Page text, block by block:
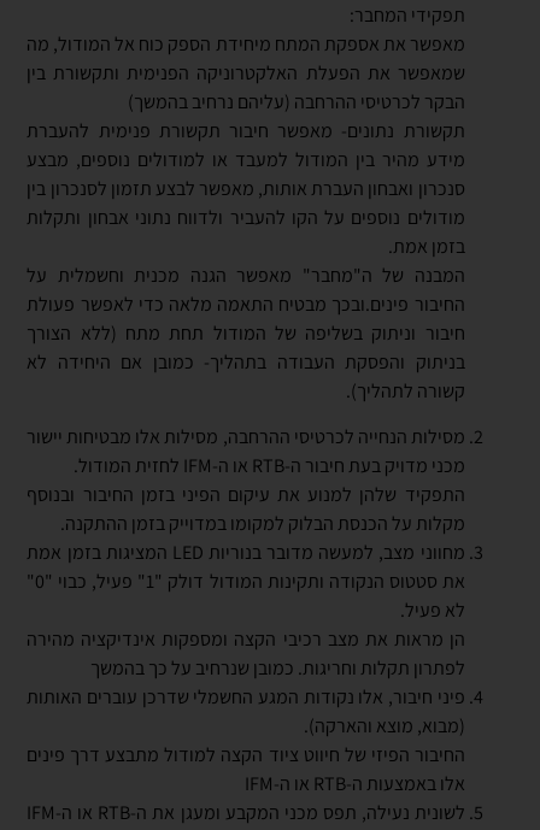
תפקידי המחבר:
מאפשר את אספקת המתח מיחידת הספק כוח אל המודול, מה
שמאפשר את הפעלת האלקטרוניקה הפנימית ותקשורת בין
הבקר לכרטיסי ההרחבה (עליהם נרחיב בהמשך)
תקשורת נתונים- מאפשר חיבור תקשורת פנימית להעברת
מידע מהיר בין המודול למעבד או למודולים נוספים, מבצע
סנכרון ואבחון העברת אותות, מאפשר לבצע תזמון לסנכרון בין
מודולים נוספים על הקו להעביר ולדווח נתוני אבחון ותקלות
בזמן אמת.
המבנה של ה"מחבר" מאפשר הגנה מכנית וחשמלית על
החיבור פינים.ובכך מבטיח התאמה מלאה כדי לאפשר פעולת
חיבור וניתוק בשליפה של המודול תחת מתח (ללא הצורך
בניתוק והפסקת העבודה בתהליך- כמובן אם היחידה לא
קשורה לתהליך).
מסילות הנחייה לכרטיסי ההרחבה, מסילות אלו מבטיחות יישור
מכני מדויק בעת חיבור ה-RTB או ה-IFM לחזית המודול.
התפקיד שלהן למנוע את עיקום הפיני בזמן החיבור ובנוסף
מקלות על הכנסת הבלוק למקומו במדוייק בזמן ההתקנה.
מחווני מצב, למעשה מדובר בנוריות LED המציגות בזמן אמת
את סטטוס הנקודה ותקינות המודול דולק "1" פעיל, כבוי "0"
לא פעיל.
הן מראות את מצב רכיבי הקצה ומספקות אינדיקציה מהירה
לפתרון תקלות וחריגות. כמובן שנרחיב על כך בהמשך
פיני חיבור, אלו נקודות המגע החשמלי שדרכן עוברים האותות
(מבוא, מוצא והארקה).
החיבור הפיזי של חיווט ציוד הקצה למודול מתבצע דרך פינים
אלו באמצעות ה-RTB או ה-IFM
לשונית נעילה, תפס מכני המקבע ומעגן את ה-RTB או ה-IFM